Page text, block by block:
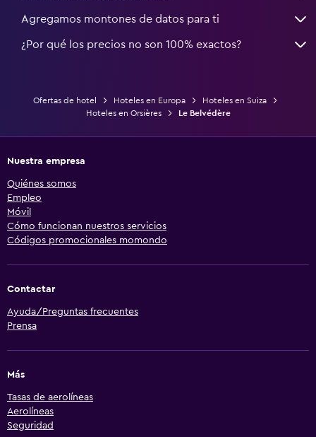
Agregamos montones de datos para ti
¿Por qué los precios no son 100% exactos?
Ofertas de hotel Hoteles en Europa
Hoteles en Suiza
Hoteles en Orsières
Le Belvédère
Nuestra empresa
Quiénes somos
Empleo
Móvil
Cómo funcionan nuestros servicios
Códigos promocionales momondo
Contactar
Ayuda/Preguntas frecuentes
Prensa
Más
Tasas de aerolíneas
Aerolíneas
Seguridad